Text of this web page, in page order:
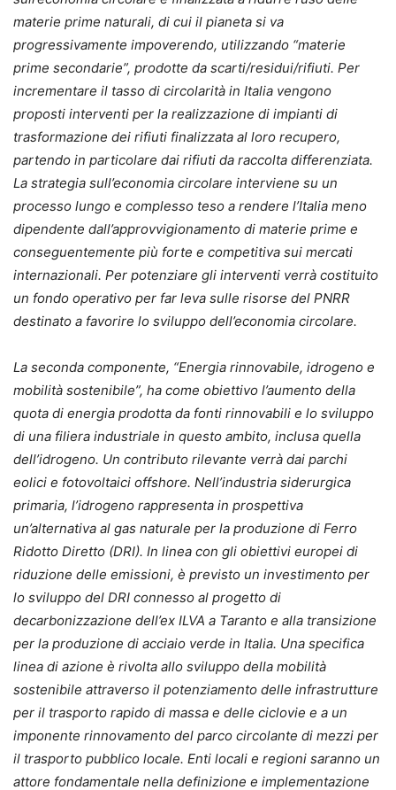
materie prime naturali, di cui il pianeta si va
progressivamente impoverendo, utilizzando “materie
prime secondarie”, prodotte da scarti/residui/rifiuti. Per
incrementare il tasso di circolarità in Italia vengono
proposti interventi per la realizzazione di impianti di
trasformazione dei rifiuti finalizzata al loro recupero,
partendo in particolare dai rifiuti da raccolta differenziata.
La strategia sull’economia circolare interviene su un
processo lungo e complesso teso a rendere l’Italia meno
dipendente dall’approvvigionamento di materie prime e
conseguentemente più forte e competitiva sui mercati
internazionali. Per potenziare gli interventi verrà costituito
un fondo operativo per far leva sulle risorse del PNRR
destinato a favorire lo sviluppo dell’economia circolare.
La seconda componente, “Energia rinnovabile, idrogeno e
mobilità sostenibile”, ha come obiettivo l’aumento della
quota di energia prodotta da fonti rinnovabili e lo sviluppo
di una filiera industriale in questo ambito, inclusa quella
dell’idrogeno. Un contributo rilevante verrà dai parchi
eolici e fotovoltaici offshore. Nell’industria siderurgica
primaria, l’idrogeno rappresenta in prospettiva
un’alternativa al gas naturale per la produzione di Ferro
Ridotto Diretto (DRI). In linea con gli obiettivi europei di
riduzione delle emissioni, è previsto un investimento per
lo sviluppo del DRI connesso al progetto di
decarbonizzazione dell’ex ILVA a Taranto e alla transizione
per la produzione di acciaio verde in Italia. Una specifica
linea di azione è rivolta allo sviluppo della mobilità
sostenibile attraverso il potenziamento delle infrastrutture
per il trasporto rapido di massa e delle ciclovie e a un
imponente rinnovamento del parco circolante di mezzi per
il trasporto pubblico locale. Enti locali e regioni saranno un
attore fondamentale nella definizione e implementazione